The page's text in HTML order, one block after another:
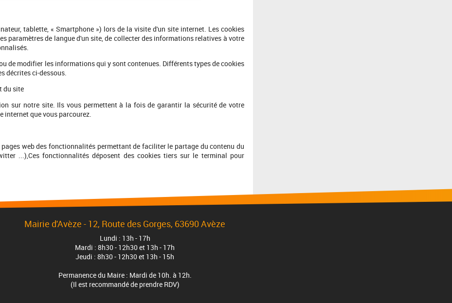
tablette, « Smartphone ») lors de la visite d'un site internet. Les cookies
paramètres de langue d'un site, de collecter des informations relatives à votre
de modifier les informations qui y sont contenues. Différents types de cookies
décrites ci-dessous.
du site
sur notre site. Ils vous permettent à la fois de garantir la sécurité de votre
internet que vous parcourez.
web des fonctionnalités permettant de faciliter le partage du contenu du
...),Ces fonctionnalités déposent des cookies tiers sur le terminal pour
Mairie d'Avèze - 12, Route des Gorges, 63690 Avèze
Lundi : 13h - 17h
Mardi : 8h30 - 12h30 et 13h - 17h
Jeudi : 8h30 - 12h30 et 13h - 15h
Permanence du Maire : Mardi de 10h. à 12h.
(Il est recommandé de prendre RDV)